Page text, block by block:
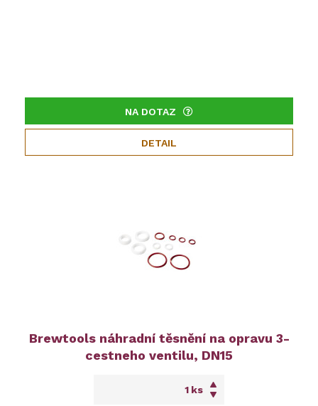
NA DOTAZ
DETAIL
Brewtools náhradní těsnění na opravu 3-
cestneho ventilu, DN15
ks